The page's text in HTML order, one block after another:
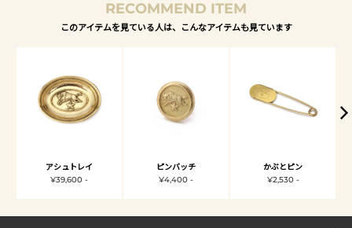
RECOMMEND ITEM
このアイテムを見ている人は、こんなアイテムも見ています
アシュトレイ
¥39,600 -
ピンバッチ
¥4,400 -
かぶとピン
¥2,530 -